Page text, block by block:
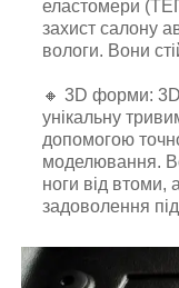
еластомери
захист салону
вологи. Вони
🔸 3D форми:
унікальну
допомогою
моделювання.
ноги від втоми,
задоволення